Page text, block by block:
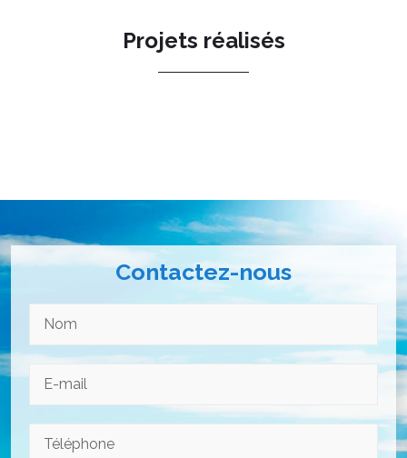
Projets réalisés
Contactez-nous